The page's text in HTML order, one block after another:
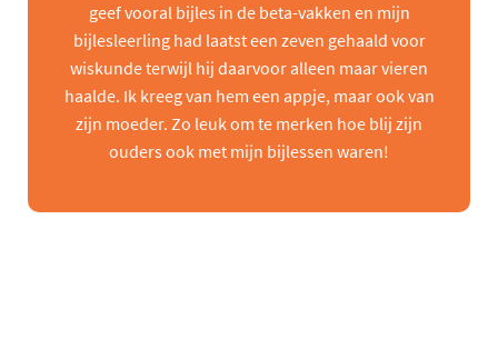
geef vooral bijles in de beta-vakken en mijn
bijlesleerling had laatst een zeven gehaald voor
wiskunde terwijl hij daarvoor alleen maar vieren
haalde. Ik kreeg van hem een appje, maar ook van
zijn moeder. Zo leuk om te merken hoe blij zijn
ouders ook met mijn bijlessen waren!